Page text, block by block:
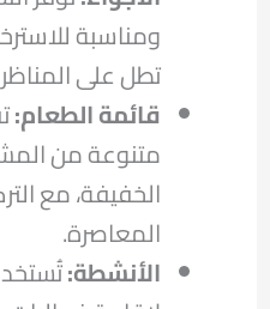
ومناسبة
تطل على المناظر
قائمة الطعام:
متنوعة من
الخفيفة، مع
المعاصرة.
الأنشطة: